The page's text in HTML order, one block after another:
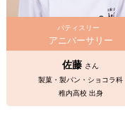
パティスリー
アニバーサリー
佐藤 さん
製菓・製パン・ショコラ科
稚内高校 出身